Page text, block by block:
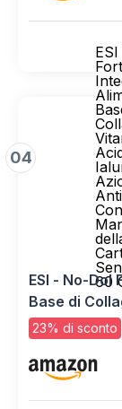
04
60
ESI - No-
Base di
Ialuronico,
al
Glutine, 60
23% di sconto